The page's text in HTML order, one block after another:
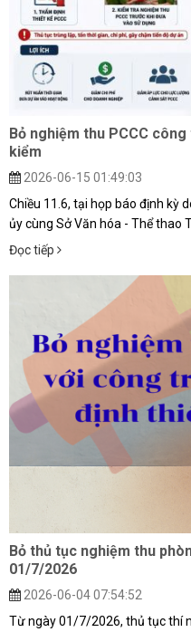
Bỏ nghiệm thu PCCC
kiểm
2026-06-15 01:49:03
Chiều 11.6, tại họp báo định kỳ
ủy cùng Sở Văn hóa - Thể thao
Đọc tiếp
Bỏ thủ tục nghiệm thu
01/7/2026
2026-06-04 07:54:52
Từ ngày 01/7/2026, thủ tục thí
ĐĂNG KÝ